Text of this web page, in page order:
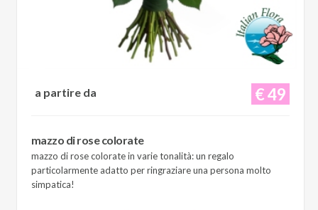
€ 49
a partire da
mazzo di rose colorate
mazzo di rose colorate in varie tonalità: un regalo
particolarmente adatto per ringraziare una persona molto
simpatica!